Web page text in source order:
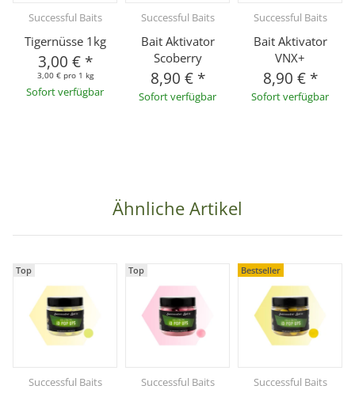
Successful Baits
Tigernüsse 1kg
3,00 € *
3,00 € pro 1 kg
Sofort verfügbar
Successful Baits
Bait Aktivator
Scoberry
8,90 € *
Sofort verfügbar
Successful Baits
Bait Aktivator
VNX+
8,90 € *
Sofort verfügbar
Ähnliche Artikel
Top
Successful Baits
Top
Successful Baits
Bestseller
Successful Baits